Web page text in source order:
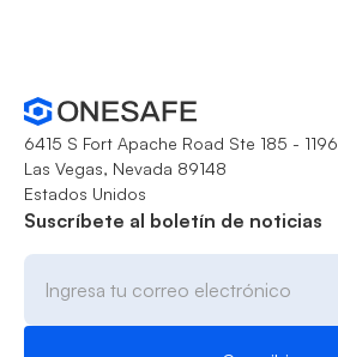
6415 S Fort Apache Road Ste 185 - 1196
Las Vegas, Nevada 89148
Estados Unidos
Suscríbete al boletín de noticias